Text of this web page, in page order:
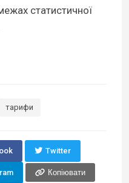
статистичної
тарифи
Twitter
Копіювати